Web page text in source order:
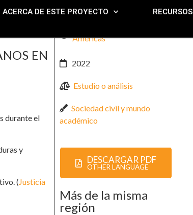
ACERCA DE ESTE PROYECTO RECURSOS
EN
durante el
y
( Justicia
Americas
2022
Estudio o análisis
Sociedad civil y mundo
académico
DESCARGAR PDF
OTHER LANGUAGE
Más de la misma
región